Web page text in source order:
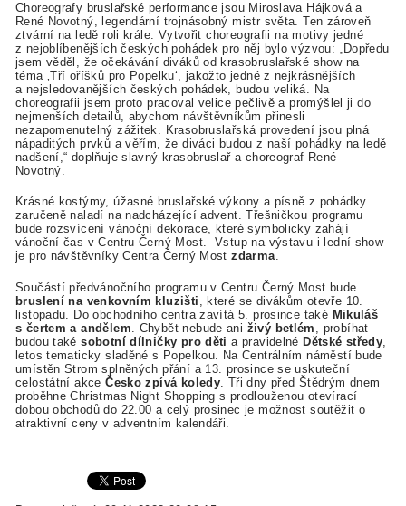
Choreografy bruslařské performance jsou Miroslava Hájková a
René Novotný, legendární trojnásobný mistr světa. Ten zároveň
ztvární na ledě roli krále. Vytvořit choreografii na motivy jedné
z nejoblíbenějších českých pohádek pro něj bylo výzvou: „Dopředu
jsem věděl, že očekávání diváků od krasobruslařské show na
téma ‚Tří oříšků pro Popelku‘, jakožto jedné z nejkrásnějších
a nejsledovanějších českých pohádek, budou veliká. Na
choreografii jsem proto pracoval velice pečlivě a promýšlel ji do
nejmenších detailů, abychom návštěvníkům přinesli
nezapomenutelný zážitek. Krasobruslařská provedení jsou plná
nápaditých prvků a věřím, že diváci budou z naší pohádky na ledě
nadšení,“ doplňuje slavný krasobruslař a choreograf René
Novotný.
Krásné kostýmy, úžasné bruslařské výkony a písně z pohádky
zaručeně naladí na nadcházející advent. Třešničkou programu
bude rozsvícení vánoční dekorace, které symbolicky zahájí
vánoční čas v Centru Černý Most. Vstup na výstavu i lední show
je pro návštěvníky Centra Černý Mostzdarma.
Součástí předvánočního programu v Centru Černý Most bude
bruslení na venkovním kluzišti
, které se divákům otevře 10.
listopadu. Do obchodního centra zavítá 5. prosince také Mikuláš
s čertem a andělem . Chybět nebude ani živý betlém
, probíhat
budou takésobotní dílničky pro děti a pravidelnéDětské středy
letos tematicky sladěné s Popelkou. Na Centrálním náměstí bude
umístěn Strom splněných přání a 13. prosince se uskuteční
celostátní akceČesko zpívá koledy . Tři dny před Štědrým dnem
proběhne Christmas Night Shopping s prodlouženou otevírací
dobou obchodů do 22.00 a celý prosinec je možnost soutěžit o
atraktivní ceny v adventním kalendáři.